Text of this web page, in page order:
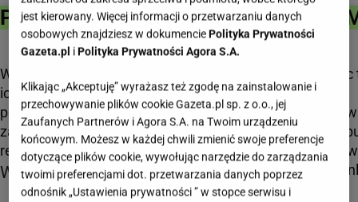
PERFORMANCE
Wymierność działań i
ich konkretne efekty to
podstawa, jaką
zapewniamy
reklamodawcom
WIĘCEJ >
DISPLAY /
DIRECT
Klasyczna, a
jednocześnie
najpopularniejsza
forma reklamy
WIĘCEJ >
Programmatic
nowoczesna i
metoda
sprzedaży
reklamowej
WIĘCEJ >
jest kierowany. Więcej informacji o przetwarzaniu danych
osobowych znajdziesz w dokumenciePolityka Prywatności
Gazeta.pl iPolityka Prywatności Agora S.A.
Klikając „Akceptuję” wyrażasz też zgodę na zainstalowanie i
przechowywanie plików cookie Gazeta.pl sp. z o.o., jej
Zaufanych Partnerów i Agora S.A. na Twoim urządzeniu
końcowym. Możesz w każdej chwili zmienić swoje preferencje
dotyczące plików cookie, wywołując narzędzie do zarządzania
twoimi preferencjami dot. przetwarzania danych poprzez
odnośnik „Ustawienia prywatności ” w stopce serwisu i